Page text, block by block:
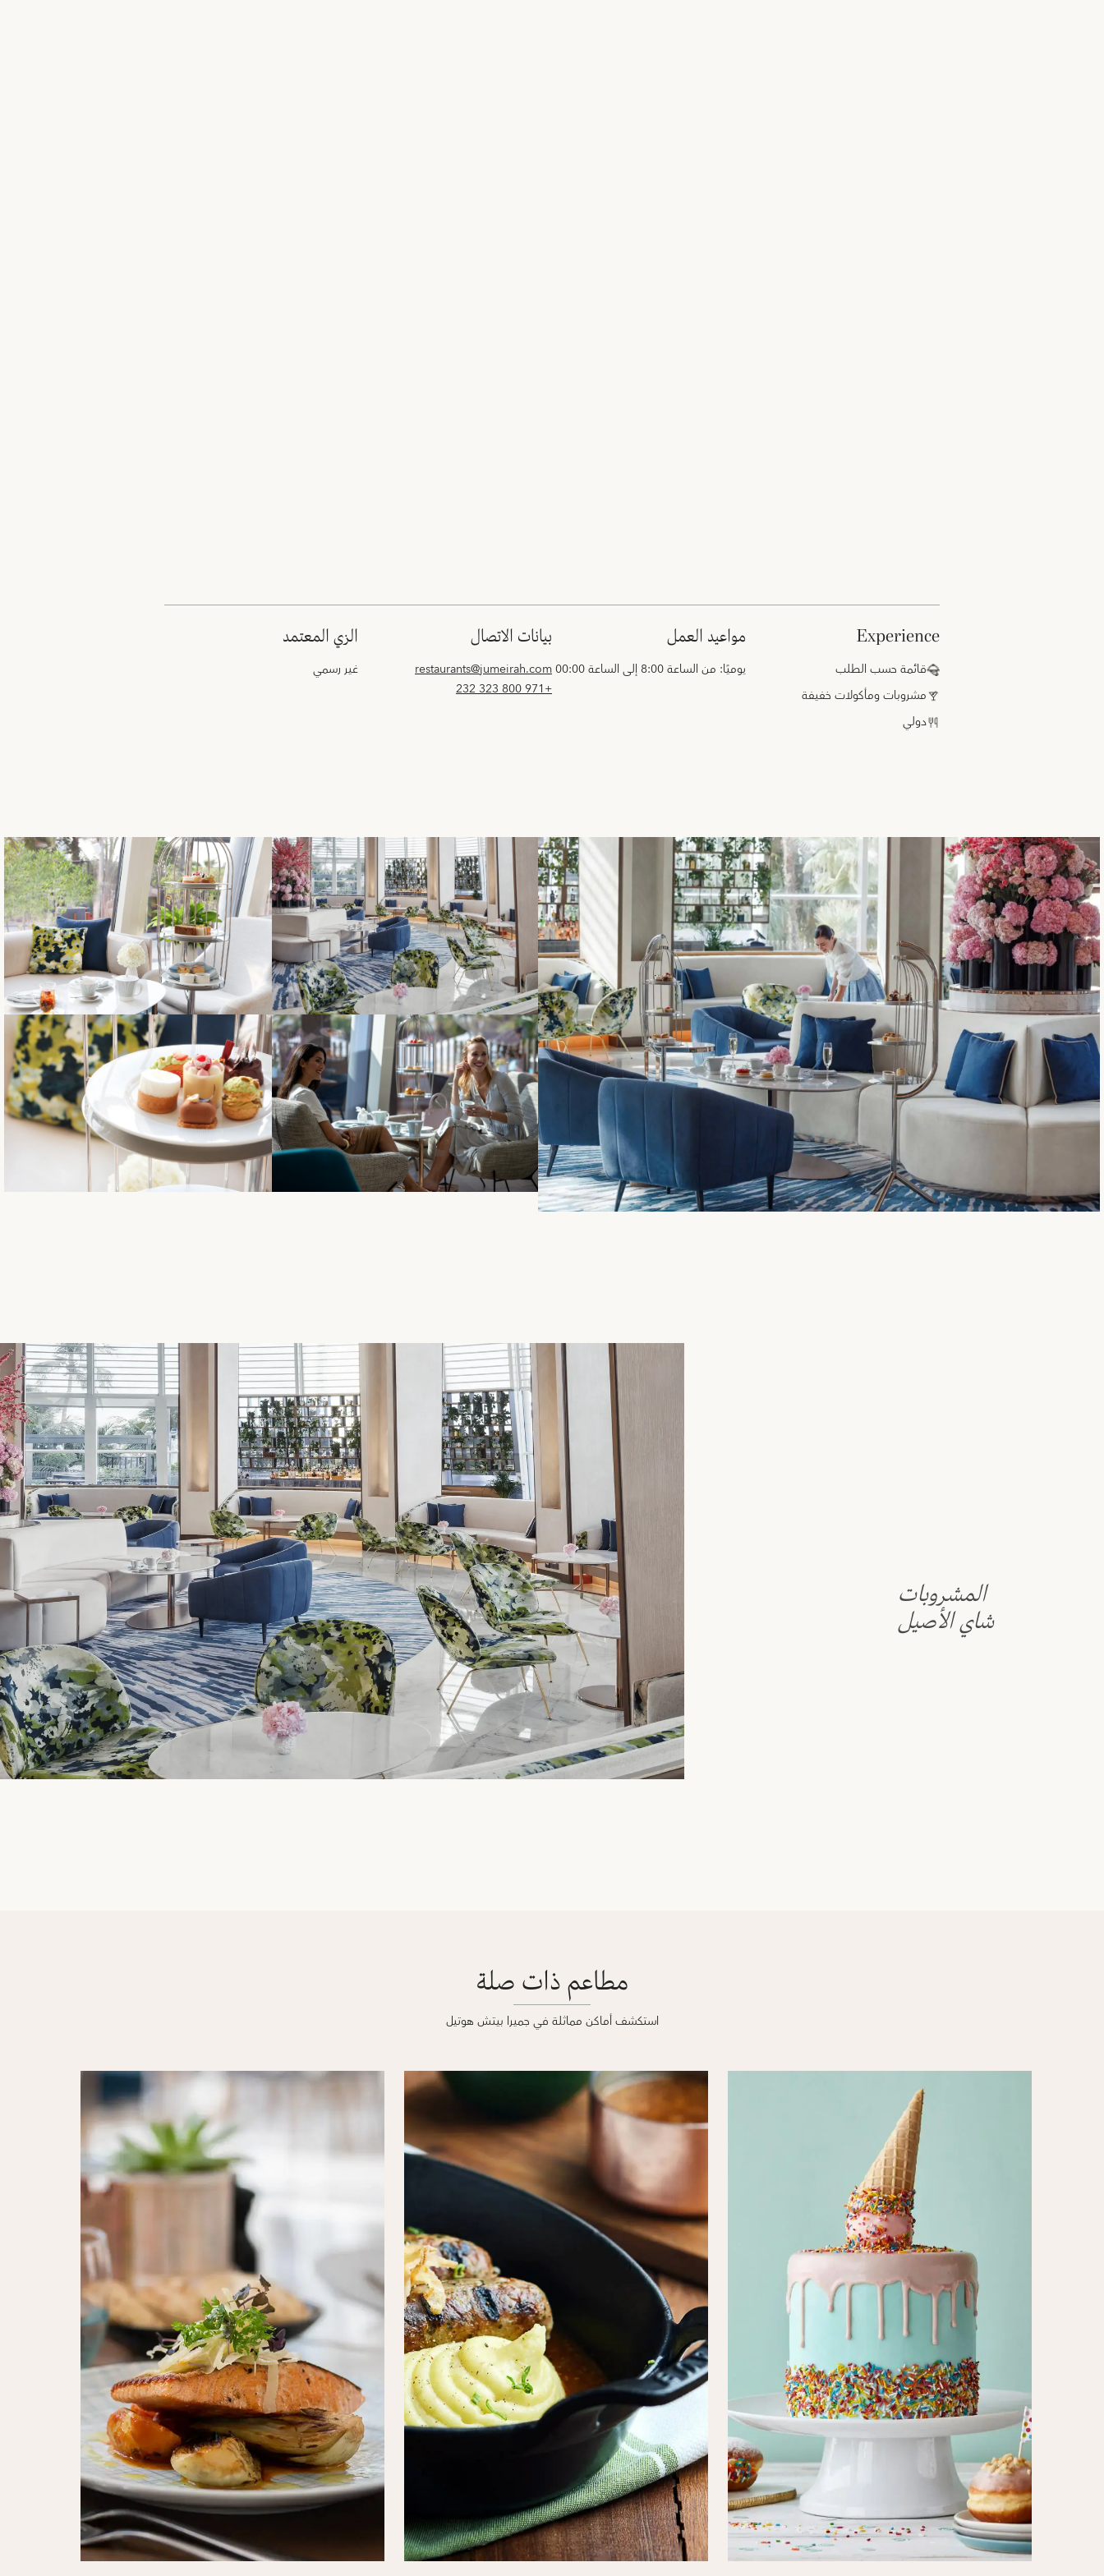
experience
قائمة حسب الطلب
مشروبات ومأكولات خفيفة
دولي
مواعيد العمل
يوميًا: من الساعة 8:00 إلى الساعة 00:00
بيانات الاتصال
restaurants@jumeirah.com
+971 800 323 232
الزي المعتمد
غير رسمي
المشروبات
شاي الأصيل
مطاعم ذات صلة
استكشف أماكن مماثلة في جميرا بيتش هوتيل